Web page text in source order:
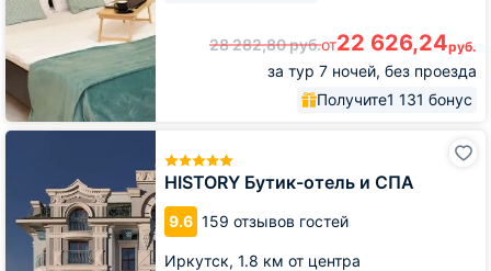
28 282,80руб.от22 626,24руб.
за тур 7 ночей, без проезда
Получите1 131 бонус
HISTORY Бутик-отель и СПА
9.6 159 отзывов гостей
Иркутск, 1.8 км от центра
HISTORY
СПА